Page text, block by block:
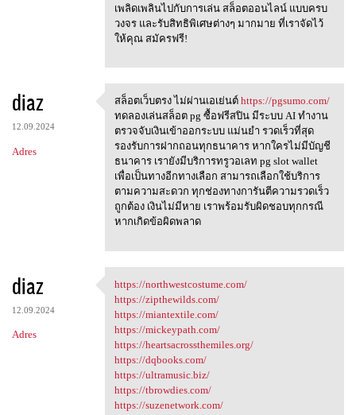
เพลิดเพลินไปกับการเล่น สล็อตออนไลน์ แบบครบ
วงจร และรับสิทธิพิเศษต่างๆ มากมาย ที่เราจัดไว้
ให้คุณ สมัครฟรี!
diaz
12.09.2024
Adres
สล็อตเว็บตรง ไม่ผ่านเอเย่นต์
สล็อตเว็บตรง ไม่ผ่านเอเย่นต์ https://pgsumo.com/
ทดลองเล่นสล็อต pg ซื้อฟรีสปิน มีระบบ AI ทำงาน
ตรวจจับเงินเข้าออกระบบ แม่นยำ รวดเร็วที่สุด
รองรับการฝากถอนทุกธนาคาร หากใครไม่มีบัญชี
ธนาคาร เรายังมีบริการทรูวอเลท pg slot wallet
เพื่อเป็นทางอีกทางเลือก สามารถเลือกใช้บริการ
ตามความสะดวก ทุกช่องทางการันตีความรวดเร็ว
ถูกต้อง เงินไม่มีหาย เราพร้อมรับผิดชอบทุกกรณี
หากเกิดข้อผิดพลาด
diaz
12.09.2024
Adres
https://northwestcostume.com/
https://northwestcostume.com/
https://zipthewilds.com/
https://miantextile.com/
https://mickeypath.com/
https://heartsacrossthemiles.org/
https://dqbooks.com/
https://ultramusic.biz/
https://tbrowdies.com/
https://suzenetwork.com/